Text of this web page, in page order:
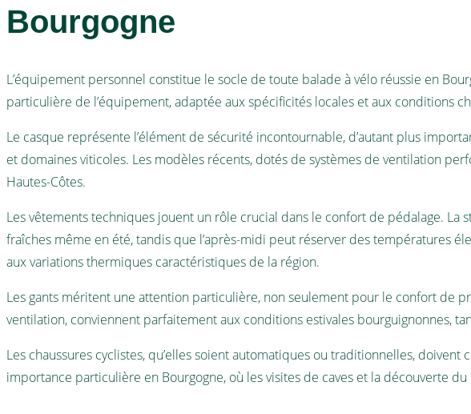
Bourgogne
L’équipement personnel constitue le socle de toute balade à vélo réussie en
particulière de l’équipement, adaptée aux spécificités locales et aux conditions
Le casque représente l’élément de sécurité incontournable, d’autant plus
et domaines viticoles. Les modèles récents, dotés de systèmes de ventilation
Hautes-Côtes.
Les vêtements techniques jouent un rôle crucial dans le confort de pédalage.
fraîches même en été, tandis que l’après-midi peut réserver des températures
aux variations thermiques caractéristiques de la région.
Les gants méritent une attention particulière, non seulement pour le confort de
ventilation, conviennent parfaitement aux conditions estivales bourguignonnes,
Les chaussures cyclistes, qu’elles soient automatiques ou traditionnelles,
importance particulière en Bourgogne, où les visites de caves et la découverte